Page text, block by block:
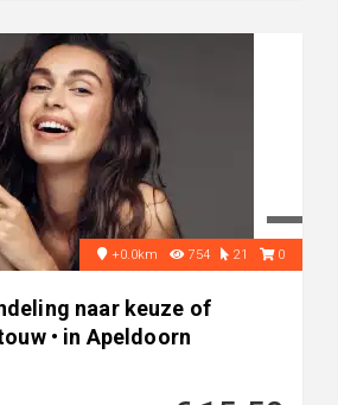
+0.0km 754 21 0
naar keuze of
• in Apeldoorn